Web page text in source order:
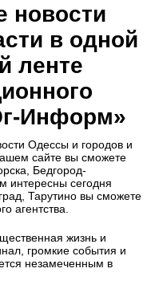
новости
в одной
ленте
Информ»
Одессы и городов и
сайте вы сможете
Бедгород-
интересны сегодня
Тарутино вы сможете
агентства.
жизнь и
громкие события и
незамеченным в